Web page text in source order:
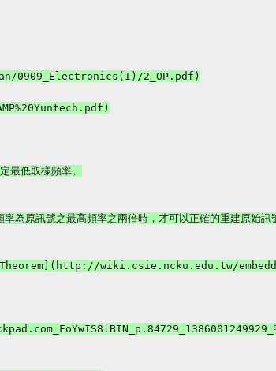
0909_Electronics(I)/2_OP.pdf)
低取樣頻率。
訊號之最高頻率之兩倍時，才可以正確的重建原始訊
Theorem](http://wiki.csie.ncku.edu.tw/